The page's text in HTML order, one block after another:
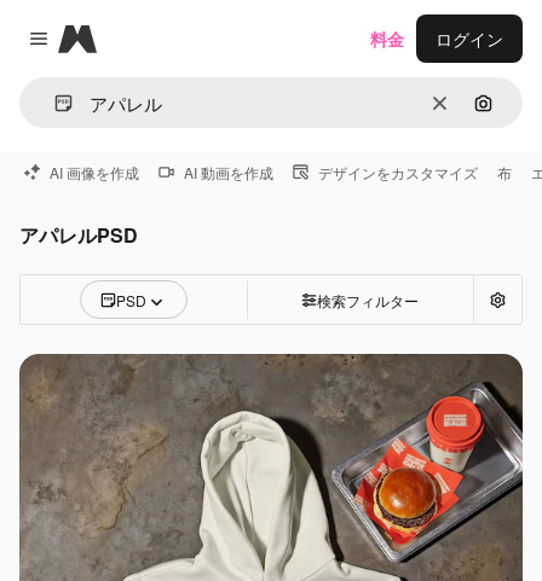
Close menu
Magnific
消去 画像で
料金 ログイン
AI 画像を作成 AI 動画を作成 デザインをカスタマイズ 布
アパレルPSD
PSD 検索フィルター